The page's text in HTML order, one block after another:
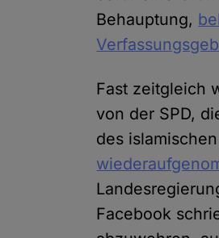
Behauptung,
Fast zeitgleich
von der SPD,
des
Facebook